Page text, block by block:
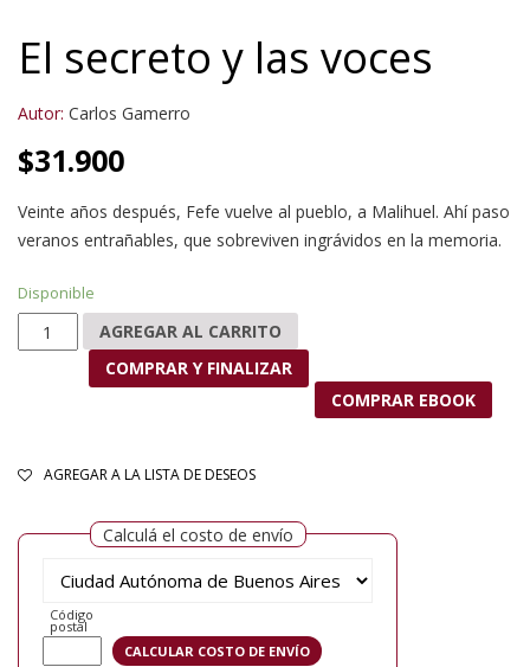
El secreto y las voces
Autor: Carlos Gamerro
$31.900
Veinte años después, Fefe vuelve al pueblo, a Malihuel. Ahí paso
veranos entrañables, que sobreviven ingrávidos en la memoria.
Disponible
El secreto y las voces cantidad
AGREGAR AL CARRITO
COMPRAR Y FINALIZAR
COMPRAR EBOOK
AGREGAR A LA LISTA DE DESEOS
Calculá el costo de envío
Código
postal